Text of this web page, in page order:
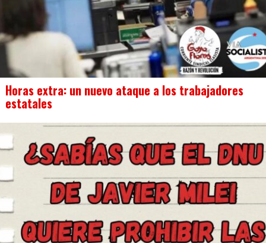
Horas extra: un nuevo ataque a los trabajadores
estatales